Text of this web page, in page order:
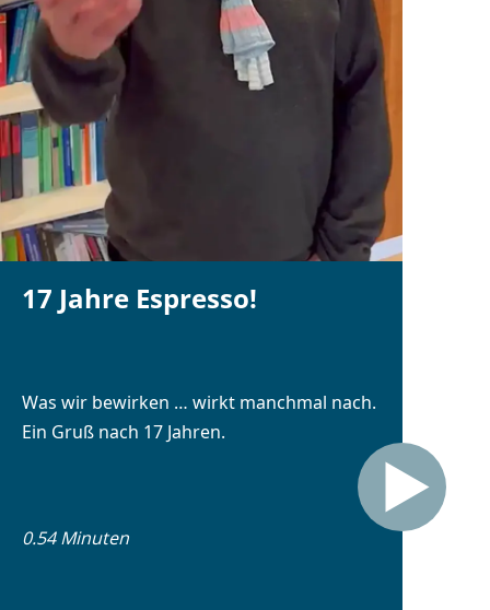
17 Jahre Espresso!
Was wir bewirken … wirkt manchmal nach.
Ein Gruß nach 17 Jahren.
0.54 Minuten